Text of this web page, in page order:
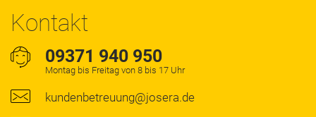
Kontakt
09371 940 950
Montag bis Freitag von 8 bis 17 Uhr
kundenbetreuung@josera.de